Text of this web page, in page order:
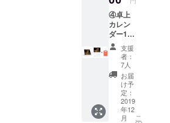
送料込
みで
す。
④卓上
カレン
ダー1冊
＋壁掛
けカレ
ンダー1
冊+銀鏡
神社お
守り
コース
・卓上
カレン
支援
者：
7人
お届
け予
定：
2019
年12
月
こ